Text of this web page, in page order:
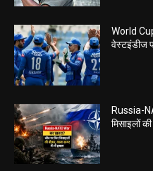
World
वेस्टइंडीज
Russia-
मिसाइलों